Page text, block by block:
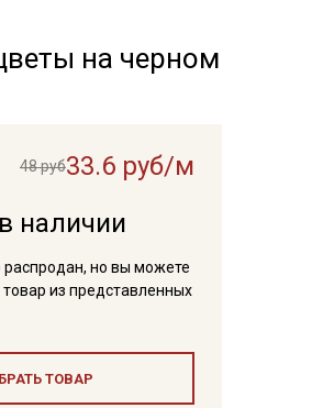
на черном
48 руб33.6 руб/м
наличии
но вы можете
из представленных
ТОВАР